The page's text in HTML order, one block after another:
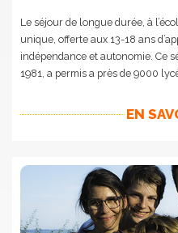
Le séjour de longue durée, à
unique, offerte aux 13-18 ans
indépendance et autonomie. Ce
1981, a permis a près de 9000
EN